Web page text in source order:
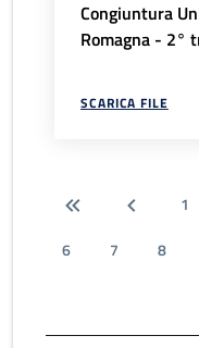
Congiuntura
Romagna - 2°
SCARICA FILE
1
6
7 8